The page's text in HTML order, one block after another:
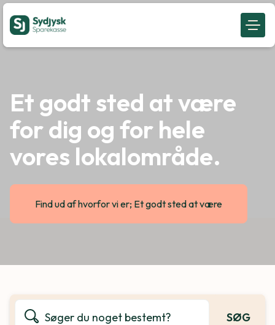
Et godt sted at være
for dig og for hele
vores lokalområde.
Find ud af hvorfor vi er; Et godt sted at være
SØG